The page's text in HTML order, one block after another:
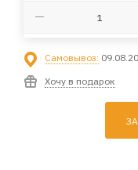
Самовывоз:
Хочу в подарок